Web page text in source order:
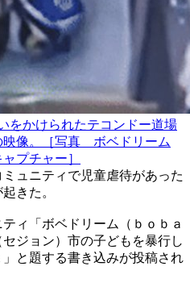
をかけられたテコンドー道場
映像。［写真 ボベドリーム
プチャー］
ュニティで児童虐待があった
きた。
ィ「ボベドリーム（ｂｏｂａ
ジョン）市の子どもを暴行し
と題する書き込みが投稿され